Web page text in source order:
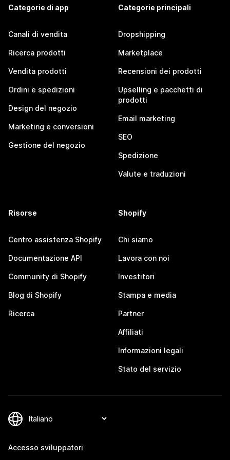
Categorie di app
Canali di vendita
Ricerca prodotti
Vendita prodotti
Ordini e spedizioni
Design del negozio
Marketing e conversioni
Gestione del negozio
Categorie principali
Dropshipping
Marketplace
Recensioni dei prodotti
Upselling e pacchetti di
prodotti
Email marketing
SEO
Spedizione
Valute e traduzioni
Risorse
Centro assistenza Shopify
Documentazione API
Community di Shopify
Blog di Shopify
Ricerca
Shopify
Chi siamo
Lavora con noi
Investitori
Stampa e media
Partner
Affiliati
Informazioni legali
Stato del servizio
Accesso sviluppatori